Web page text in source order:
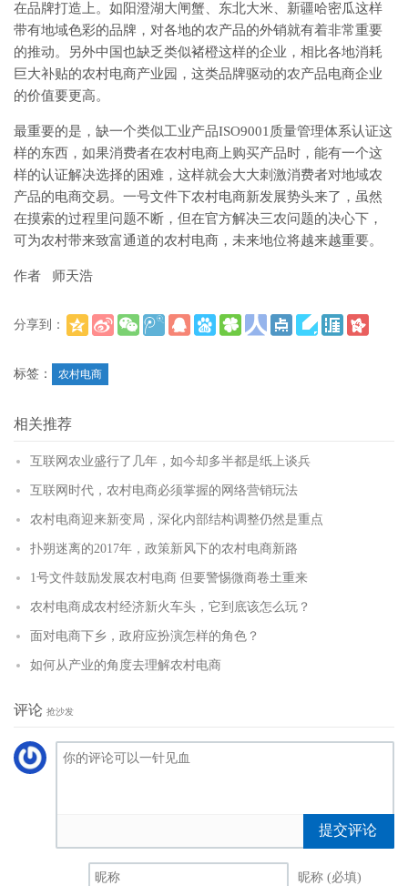
在品牌打造上。如阳澄湖大闸蟹、东北大米、新疆哈密瓜这样
带有地域色彩的品牌，对各地的农产品的外销就有着非常重要
的推动。另外中国也缺乏类似褚橙这样的企业，相比各地消耗
巨大补贴的农村电商产业园，这类品牌驱动的农产品电商企业
的价值要更高。
最重要的是，缺一个类似工业产品ISO9001质量管理体系认证这
样的东西，如果消费者在农村电商上购买产品时，能有一个这
样的认证解决选择的困难，这样就会大大刺激消费者对地域农
产品的电商交易。一号文件下农村电商新发展势头来了，虽然
在摸索的过程里问题不断，但在官方解决三农问题的决心下，
可为农村带来致富通道的农村电商，未来地位将越来越重要。
作者 师天浩
分享到：
标签：
农村电商
相关推荐
互联网农业盛行了几年，如今却多半都是纸上谈兵
互联网时代，农村电商必须掌握的网络营销玩法
农村电商迎来新变局，深化内部结构调整仍然是重点
扑朔迷离的2017年，政策新风下的农村电商新路
1号文件鼓励发展农村电商 但要警惕微商卷土重来
农村电商成农村经济新火车头，它到底该怎么玩？
面对电商下乡，政府应扮演怎样的角色？
如何从产业的角度去理解农村电商
评论 抢沙发
提交评论
昵称 (必填)